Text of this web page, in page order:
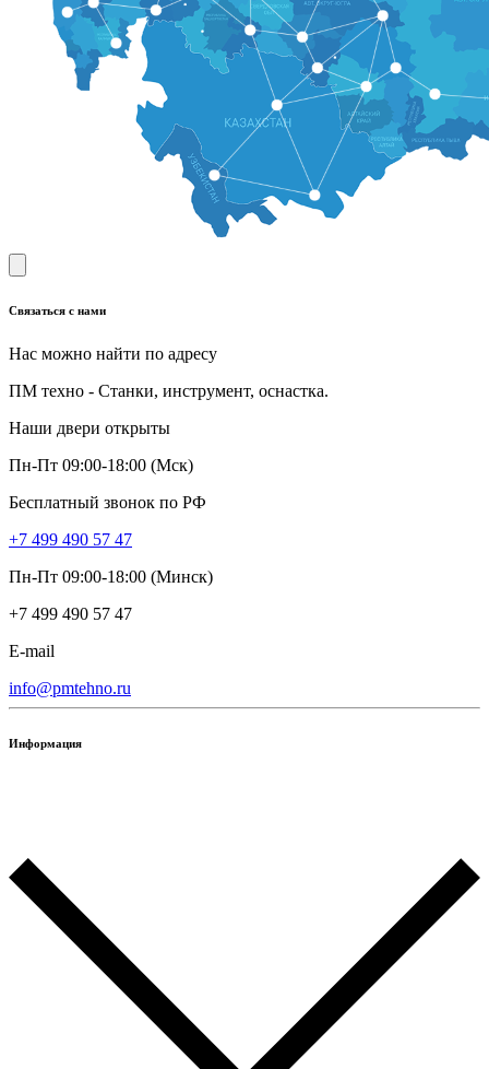
Связаться с нами
Нас можно найти по адресу
ПМ техно - Станки, инструмент, оснастка.
Наши двери открыты
Пн-Пт 09:00-18:00 (Мск)
Бесплатный звонок по РФ
+7 499 490 57 47
Пн-Пт 09:00-18:00 (Минск)
+7 499 490 57 47
E-mail
info@pmtehno.ru
Информация